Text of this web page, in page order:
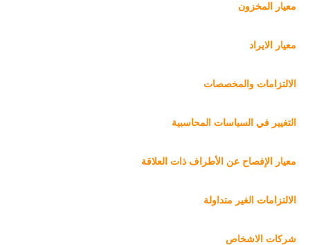
معيار المخزون
معيار الايراد
الالتزامات والمخصصات
التغيير في السياسات المحاسبية
معيار الإفصاح عن الأطراف ذات العلاقة
الالتزامات الغير متداولة
شركات الاشخاص